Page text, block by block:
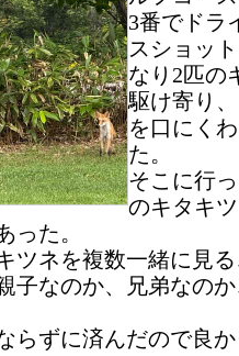
3番でドラ
スショッ
なり2匹の
駆け寄り
を口にく
た。
そこに行
のキタキ
った。
ツネを複数一緒に見
子なのか、兄弟なの
らずに済んだので良